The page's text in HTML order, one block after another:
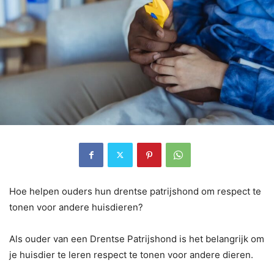
Hoe helpen ouders hun drentse patrijshond om respect te
tonen voor andere huisdieren?
Als ouder van een Drentse Patrijshond is het belangrijk om
je huisdier te leren respect te tonen voor andere dieren.